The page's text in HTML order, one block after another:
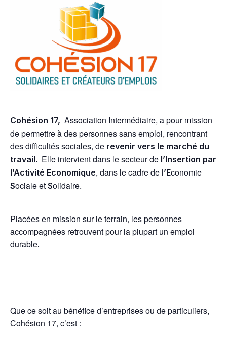
Cohésion 17, Association Intermédiaire, a pour mission
de permettre à des personnes sans emploi, rencontrant
des difficultés sociales, de revenir vers le marché du
travail. Elle intervient dans le secteur de l’Insertion par
l’Activité Economique, dans le cadre de l’Economie
Sociale et Solidaire.
Placées en mission sur le terrain, les personnes
accompagnées retrouvent pour la plupart un emploi
durable.
Que ce soit au bénéfice d’entreprises ou de particuliers,
Cohésion 17, c’est :